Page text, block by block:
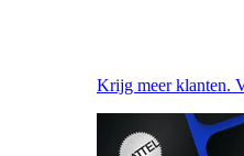
Krijg meer klanten.